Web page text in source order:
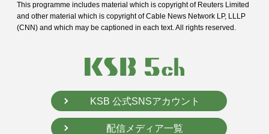
This programme includes material which is copyright of Reuters Limited
and other material which is copyright of Cable News Network LP, LLLP
(CNN) and which may be captioned in each text. All rights reserved.
KSB 公式SNSアカウント
配信メディア一覧